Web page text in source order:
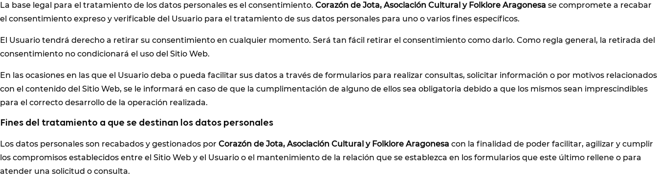
La base legal para el tratamiento de los datos personales es el consentimiento. Corazón de Jota, Asociación Cultural y Folklore Aragonesa se compromete a recabar
el consentimiento expreso y verificable del Usuario para el tratamiento de sus datos personales para uno o varios fines específicos.
El Usuario tendrá derecho a retirar su consentimiento en cualquier momento. Será tan fácil retirar el consentimiento como darlo. Como regla general, la retirada del
consentimiento no condicionará el uso del Sitio Web.
En las ocasiones en las que el Usuario deba o pueda facilitar sus datos a través de formularios para realizar consultas, solicitar información o por motivos relacionados
con el contenido del Sitio Web, se le informará en caso de que la cumplimentación de alguno de ellos sea obligatoria debido a que los mismos sean imprescindibles
para el correcto desarrollo de la operación realizada.
Fines del tratamiento a que se destinan los datos personales
Los datos personales son recabados y gestionados por Corazón de Jota, Asociación Cultural y Folklore Aragonesa con la finalidad de poder facilitar, agilizar y cumplir
los compromisos establecidos entre el Sitio Web y el Usuario o el mantenimiento de la relación que se establezca en los formularios que este último rellene o para
atender una solicitud o consulta.